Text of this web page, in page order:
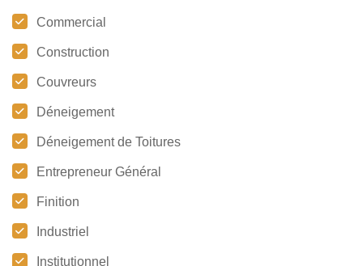
Commercial
Construction
Couvreurs
Déneigement
Déneigement de Toitures
Entrepreneur Général
Finition
Industriel
Institutionnel